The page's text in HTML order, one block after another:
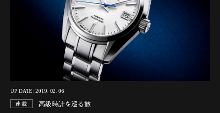
UP DATE: 2019. 02. 06
連載 高級時計を巡る旅